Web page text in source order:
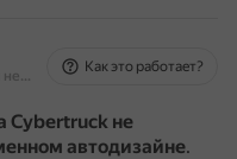
На основе источников, возможны неточности
Как это работает?
Cybertruck не
автодизайне.